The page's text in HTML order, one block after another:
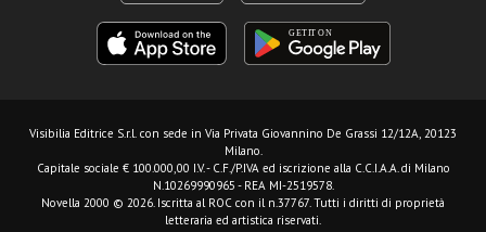
Visibilia Editrice S.r.l. con sede in Via Privata Giovannino De Grassi 12/12A, 20123
Milano.
Capitale sociale € 100.000,00 I.V. - C.F./P.IVA ed iscrizione alla C.C.I.A.A. di Milano
N.10269990965 - REA MI-2519578.
Novella 2000 © 2026. Iscritta al ROC con il n.37767. Tutti i diritti di proprietà
letteraria ed artistica riservati.